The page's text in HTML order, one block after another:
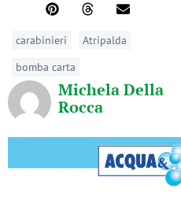
carabinieri
Atripalda
bomba carta
Michela Della
Rocca